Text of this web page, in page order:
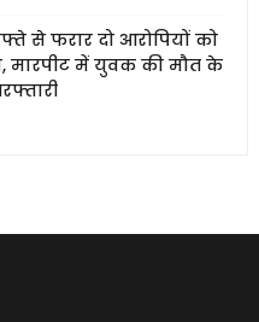
से फरार दो आरोपियों को
मारपीट में युवक की मौत के